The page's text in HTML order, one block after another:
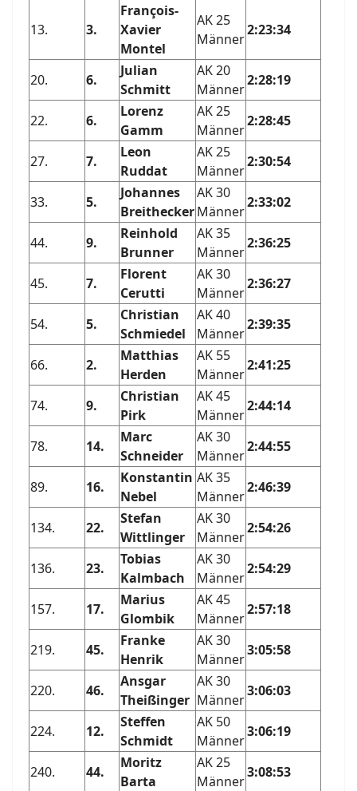
13. 3.
François-
Xavier
Montel
AK 25
Männer
2:23:34
20. 6.
Julian
Schmitt
AK 20
Männer
2:28:19
22. 6.
Lorenz
Gamm
AK 25
Männer
2:28:45
27. 7.
Leon
Ruddat
AK 25
Männer
2:30:54
33. 5.
Johannes
Breithecker
AK 30
Männer
2:33:02
44. 9.
Reinhold
Brunner
AK 35
Männer
2:36:25
45. 7.
Florent
Cerutti
AK 30
Männer
2:36:27
54. 5.
Christian
Schmiedel
AK 40
Männer
2:39:35
66. 2.
Matthias
Herden
AK 55
Männer
2:41:25
74. 9.
Christian
Pirk
AK 45
Männer
2:44:14
78. 14.
Marc
Schneider
AK 30
Männer
2:44:55
89. 16.
Konstantin
Nebel
AK 35
Männer
2:46:39
134. 22.
Stefan
Wittlinger
AK 30
Männer
2:54:26
136. 23.
Tobias
Kalmbach
AK 30
Männer
2:54:29
157. 17.
Marius
Glombik
AK 45
Männer
2:57:18
219. 45.
Franke
Henrik
AK 30
Männer
3:05:58
220. 46.
Ansgar
Theißinger
AK 30
Männer
3:06:03
224. 12.
Steffen
Schmidt
AK 50
Männer
3:06:19
240. 44.
Moritz
Barta
AK 25
Männer
3:08:53